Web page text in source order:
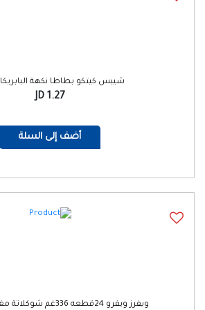
شيبس كيتكو بطاطا نكهة البابريكا 170غم
1.27 JD
أضف إلى السلة
ويفرز ويفرو 24قطعه 336غم شوكلاتة مغطى شوكلاتة